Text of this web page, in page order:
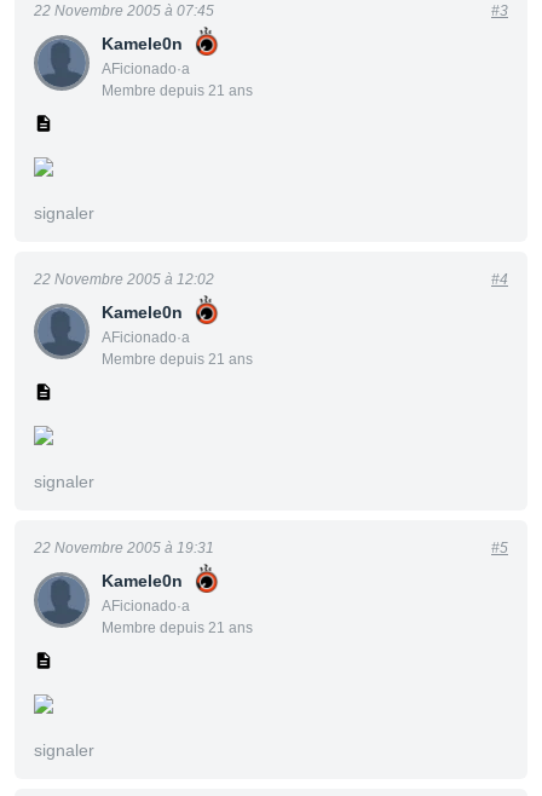
Kamele0n
AFicionado·a
Membre depuis 21 ans
22 Novembre 2005 à 07:45 #3
signaler
Kamele0n
AFicionado·a
Membre depuis 21 ans
22 Novembre 2005 à 12:02 #4
signaler
Kamele0n
AFicionado·a
Membre depuis 21 ans
22 Novembre 2005 à 19:31 #5
signaler